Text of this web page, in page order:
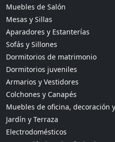
Muebles de Salón
Mesas y Sillas
Aparadores y Estanterías
Sofás y Sillones
Dormitorios de matrimonio
Dormitorios juveniles
Armarios y Vestidores
Colchones y Canapés
Muebles de oficina, decoración
Jardín y Terraza
Electrodomésticos